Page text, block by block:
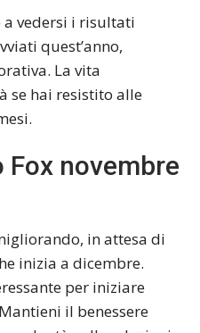
vedersi i risultati
quest’anno,
La vita
se hai resistito alle
Fox novembre
in attesa di
inizia a dicembre.
per iniziare
il benessere